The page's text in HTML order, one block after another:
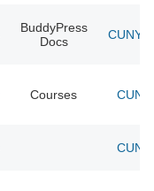
BuddyPress
Docs
CUNY
Courses